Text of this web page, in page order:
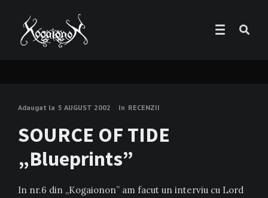
Adaugat la 5 AUGUST 2002 In RECENZII
SOURCE OF TIDE
„Blueprints”
In nr.6 din „Kogaionon” am facut un interviu cu Lord